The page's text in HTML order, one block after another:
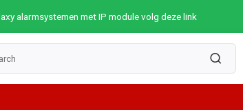
alarmsystemen met IP module volg deze link